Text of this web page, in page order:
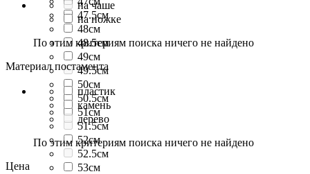
47.5см
48см
48.5см
49см
49.5см
50см
50.5см
51см
51.5см
52см
52.5см
53см
на чаше
на ножке
По этим критериям поиска ничего не найдено
Материал постамента
пластик
камень
дерево
По этим критериям поиска ничего не найдено
Цена